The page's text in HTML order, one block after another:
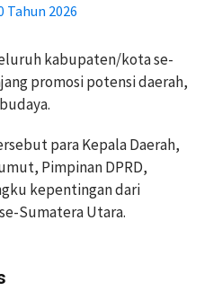
Tahun 2026
kabupaten/kota se-
promosi potensi daerah,
para Kepala Daerah,
Pimpinan DPRD,
kepentingan dari
Sumatera Utara.